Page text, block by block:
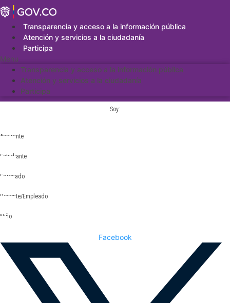
Saltar
al
contenidoTransparencia y acceso a la información pública
Atención y servicios a la ciudadanía
Participa
Menu
Transparencia y acceso a la información pública
Atención y servicios a la ciudadanía
Participa
Soy:
Aspirante
Estudiante
Egresado
Docente/Empleado
Niño
Facebook